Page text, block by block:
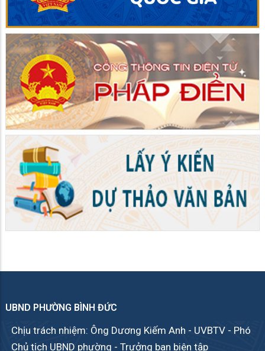
UBND PHƯỜNG BÌNH ĐỨC
Chịu trách nhiệm: Ông Dương Kiếm Anh - UVBTV - Phó
Chủ tịch UBND phường - Trưởng ban biên tập